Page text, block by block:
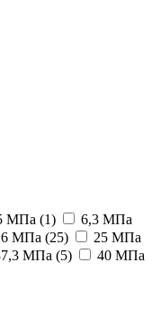
МПа (1)
6,3 МПа
МПа (25)
25 МПа
МПа (5)
40 МПа